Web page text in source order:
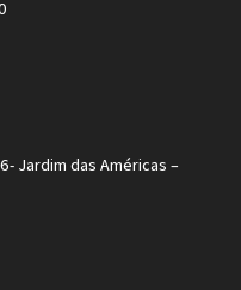
Jardim das Américas –